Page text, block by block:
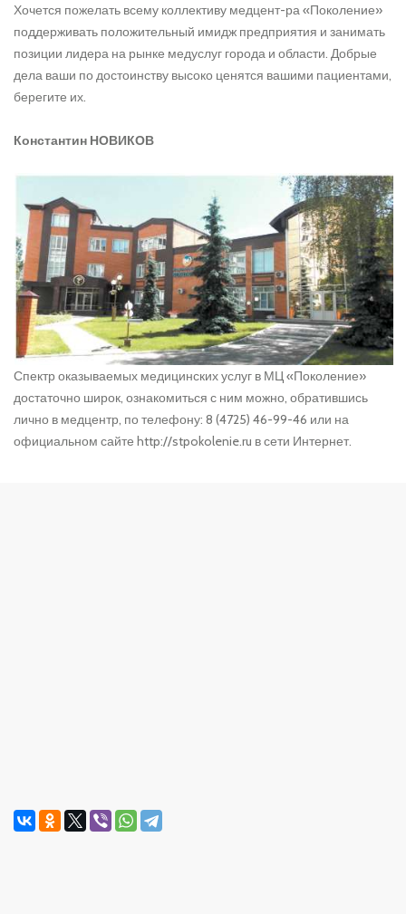
Хочется пожелать всему коллективу медцент-ра «Поколение»
поддерживать положительный имидж предприятия и занимать
позиции лидера на рынке медуслуг города и области. Добрые
дела ваши по достоинству высоко ценятся вашими пациентами,
берегите их.
Константин НОВИКОВ
Спектр оказываемых медицинских услуг в МЦ «Поколение»
достаточно широк, ознакомиться с ним можно, обратившись
лично в медцентр, по телефону: 8 (4725) 46-99-46 или на
официальном сайте http://stpokolenie.ru в сети Интернет.